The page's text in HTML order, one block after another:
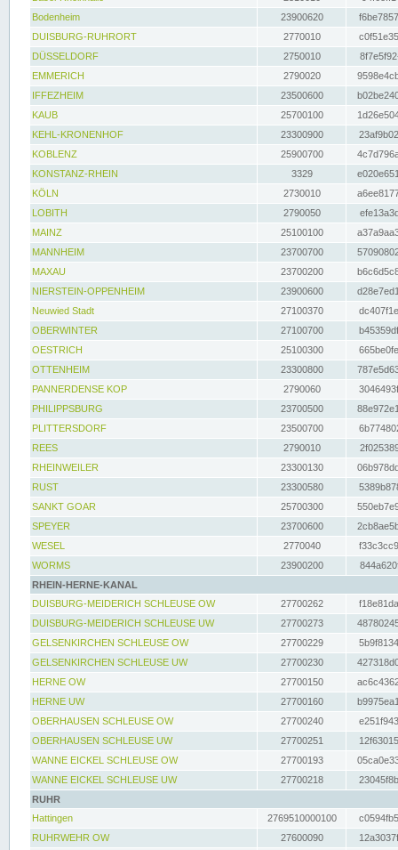
Bodenheim
23900620
DUISBURG-RUHRORT
2770010
DÜSSELDORF
2750010
EMMERICH
2790020
IFFEZHEIM
23500600
KAUB
25700100
KEHL-KRONENHOF
23300900
KOBLENZ
25900700
KONSTANZ-RHEIN
3329
KÖLN
2730010
LOBITH
2790050
MAINZ
25100100
MANNHEIM
23700700
MAXAU
23700200
NIERSTEIN-OPPENHEIM
23900600
Neuwied Stadt
27100370
OBERWINTER
27100700
OESTRICH
25100300
OTTENHEIM
23300800
PANNERDENSE KOP
2790060
PHILIPPSBURG
23700500
PLITTERSDORF
23500700
REES
2790010
RHEINWEILER
23300130
RUST
23300580
SANKT GOAR
25700300
SPEYER
23700600
WESEL
2770040
WORMS
23900200
RHEIN-HERNE-KANAL
DUISBURG-MEIDERICH SCHLEUSE OW
27700262
DUISBURG-MEIDERICH SCHLEUSE UW
27700273
GELSENKIRCHEN SCHLEUSE OW
27700229
GELSENKIRCHEN SCHLEUSE UW
27700230
HERNE OW
27700150
HERNE UW
27700160
OBERHAUSEN SCHLEUSE OW
27700240
OBERHAUSEN SCHLEUSE UW
27700251
WANNE EICKEL SCHLEUSE OW
27700193
WANNE EICKEL SCHLEUSE UW
27700218
RUHR
Hattingen
2769510000100
RUHRWEHR OW
27600090